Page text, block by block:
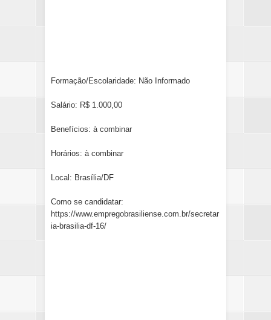
Formação/Escolaridade: Não Informado
Salário: R$ 1.000,00
Benefícios: à combinar
Horários: à combinar
Local: Brasília/DF
Como se candidatar:
https://www.empregobrasiliense.com.br/secretar
ia-brasilia-df-16/